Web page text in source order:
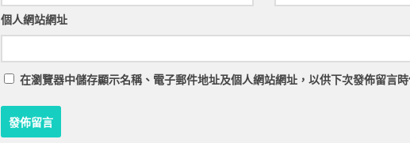
個人網站網址
在瀏覽器中儲存顯示名稱、電子郵件地址及個人網站網址，以供下次發佈留言